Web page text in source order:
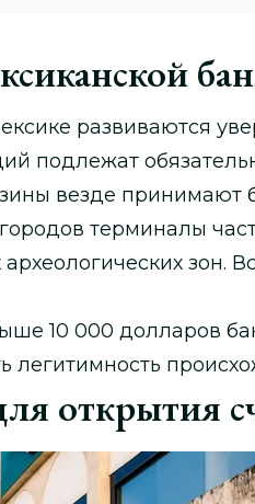
развиваются
подлежат
везде принимают
терминалы
зон.
10 000 долларов
легитимность
открытия